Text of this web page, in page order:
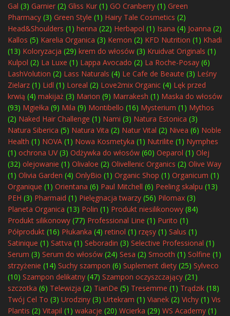
Gal (3) Garnier (2) Gliss Kur (1) GO Cranberry (1) Green
Pharmacy (3) Green Style (1) Hairy Tale Cosmetics (2)
Head&Shoulders (1) henna (22) Herbapol (1) Isana (4) Joanna (2)
Kallos (5) Karelia Organica (3) Kemon (2) KFD Nutrition (1) Khadi
(13) Koloryzacja (29) krem do włosów (3) Kruidvat Originals (1)
Kulpol (2) La Luxe (1) Lappa Avocado (2) La Roche-Posay (6)
LashVolution (2) Lass Naturals (4) Le Cafe de Beaute (3) Leśny
Zielarz (1) Lidl (1) Loreal (2) Love2mix Organic (4) Lęk przed
krwią (4) makijaż (3) Marion (9) Marrakesh (1) Maska do włosów
(93) Mgiełka (9) Mila (9) Montibello (16) Mysterium (1) Mythos
(2) Naked Hair Challenge (1) Nami (3) Natura Estonica (3)
Natura Siberica (5) Natura Vita (2) Natur Vital (2) Nivea (6) Noble
Health (1) NOVA (1) Nowa Kosmetyka (1) Nutrilite (1) Nymphes
(1) ochrona UV(3) Odżywka do włosów (60) Oeparol (1) Olej
(32) olejowanie (1) Olivaloe (2) Olivellenic Organics (2) Olive Way
(1) Olivia Garden (4) OnlyBio (1) Organic Shop (1) Organicum (1)
Organique (1) Orientana (6) Paul Mitchell (6) Peeling skalpu (13)
PEH (3) Pharmaid (1) Pielęgnacja twarzy (56) Pilomax (3)
Planeta Organica (13) Polin (1) Produkt niesilikonowy (84)
Produkt silikonowy (77) Professional Line (1) Purito (1)
Półprodukt (16) Płukanka (4) retinol (1) rzęsy (1) Salus (1)
Satinique (1) Sattva (1) Seboradin (3) Selective Professional (1)
Serum (3) Serum do włosów (24) Sesa (2) Smooth (1) Solfine (1)
strzyżenie (14) Suchy szampon (6) Suplement diety (25) Sylveco
(10) Szampon delikatny (47) Szampon oczyszczający (21)
szczotka (6) Telewizja (2) TianDe (5) Tresemme (1) Trądzik (18)
Twój Cel To (3) Urodziny (3) Urtekram (1) Vianek (2) Vichy (1) Vis
Plantis (2) Vitapil (1) wakacje (20) Wcierka (29) WS Academy (1)